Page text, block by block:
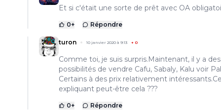
Et si c'était une sorte de prêt avec OA
0+ Répondre
turon 10 janvier 2020 à 9:13 + 0
Comme toi, je suis surpris.Maintenant, il y a des
possibilités de vendre Cafu, Sabaly, Kalu voir
Certains à des prix relativement
expliquant peut-être cela ???
0+ Répondre